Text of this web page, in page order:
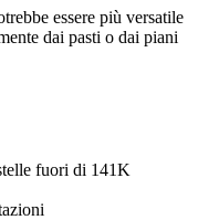
essere più versatile
dai pasti o dai piani
fuori di 141K